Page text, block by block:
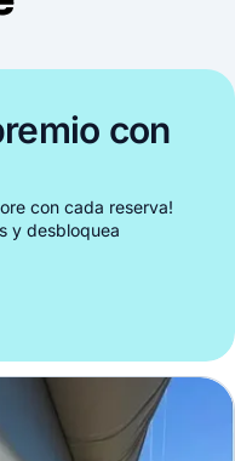
con
con cada reserva!
y desbloquea